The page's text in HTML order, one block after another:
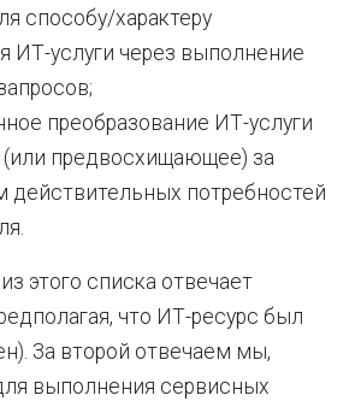
способу/характеру
ИТ-услуги через выполнение
преобразование ИТ-услуги
предвосхищающее) за
действительных потребностей
этого списка отвечает
что ИТ-ресурс был
За второй отвечаем мы,
выполнения сервисных